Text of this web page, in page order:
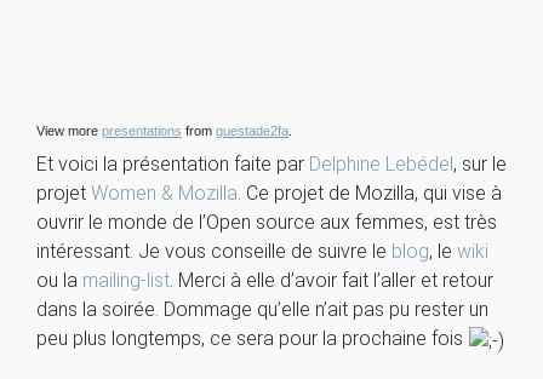
View more presentations from guestade2fa
Et voici la présentation faite par Delphine Lebédel , sur le
projet Women & Mozilla. Ce projet de Mozilla, qui vise à
ouvrir le monde de l’Open source aux femmes, est très
intéressant. Je vous conseille de suivre le blog, le wiki
ou la mailing-list. Merci à elle d’avoir fait l’aller et retour
dans la soirée. Dommage qu’elle n’ait pas pu rester un
peu plus longtemps, ce sera pour la prochaine fois